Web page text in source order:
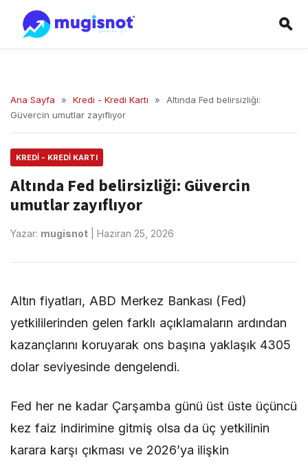
Ana Sayfa » Kredi - Kredi Kartı »
Altında Fed belirsizliği:
Güvercin umutlar zayıflıyor
KREDI - KREDI KARTI
Altında Fed belirsizliği: Güvercin
umutlar zayıflıyor
Yazar: mugisnot Haziran 25, 2026
Altın fiyatları, ABD Merkez Bankası (Fed)
yetkililerinden gelen farklı açıklamaların ardından
kazançlarını koruyarak ons başına yaklaşık 4305
dolar seviyesinde dengelendi.
Fed her ne kadar Çarşamba günü üst üste üçüncü
kez faiz indirimine gitmiş olsa da üç yetkilinin
karara karşı çıkması ve 2026’ya ilişkin